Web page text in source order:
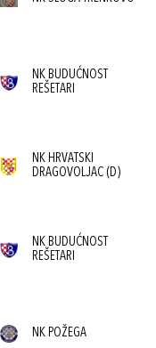
NK BUDUĆNOST
REŠETARI
NK HRVATSKI
DRAGOVOLJAC (D)
NK BUDUĆNOST
REŠETARI
NK POŽEGA